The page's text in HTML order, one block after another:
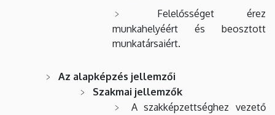
Felelősséget érez
munkahelyéért és beosztott
munkatársaiért.
Az alapképzés jellemzői
Szakmai jellemzők
A szakképzettséghez vezető